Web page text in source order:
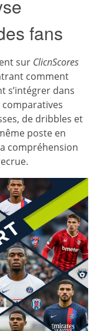
fans
sur ClicnScores
comment
s’intégrer dans
comparatives
de dribbles et
poste en
compréhension